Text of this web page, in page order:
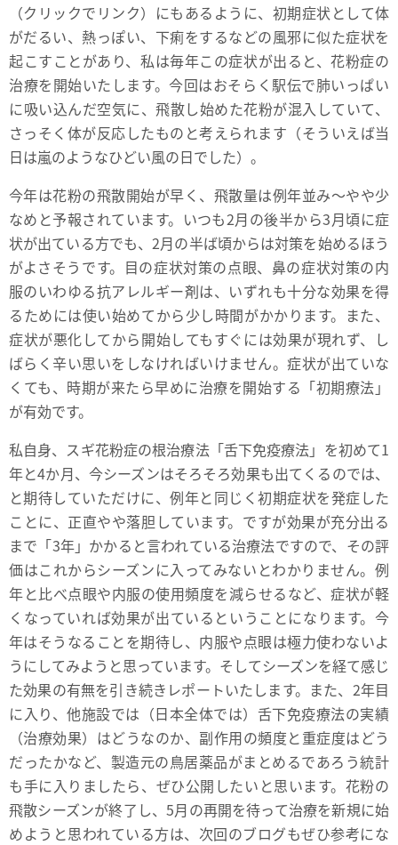
（クリックでリンク） にもあるように、初期症状として体
がだるい、熱っぽい、下痢をするなどの風邪に似た症状を
起こすことがあり、私は毎年この症状が出ると、花粉症の
治療を開始いたします。今回はおそらく駅伝で肺いっぱい
に吸い込んだ空気に、飛散し始めた花粉が混入していて、
さっそく体が反応したものと考えられます（そういえば当
日は嵐のようなひどい風の日でした）。
今年は花粉の飛散開始が早く、飛散量は例年並み～やや少
なめと予報されています。いつも2月の後半から3月頃に症
状が出ている方でも、2月の半ば頃からは対策を始めるほう
がよさそうです。目の症状対策の点眼、鼻の症状対策の内
服のいわゆる抗アレルギー剤は、いずれも十分な効果を得
るためには使い始めてから少し時間がかかります。また、
症状が悪化してから開始してもすぐには効果が現れず、し
ばらく辛い思いをしなければいけません。症状が出ていな
くても、時期が来たら早めに治療を開始する「初期療法」
が有効です。
私自身、スギ花粉症の根治療法「舌下免疫療法」を初めて1
年と4か月、今シーズンはそろそろ効果も出てくるのでは、
と期待していただけに、例年と同じく初期症状を発症した
ことに、正直やや落胆しています。ですが効果が充分出る
まで「3年」かかると言われている治療法ですので、その評
価はこれからシーズンに入ってみないとわかりません。例
年と比べ点眼や内服の使用頻度を減らせるなど、症状が軽
くなっていれば効果が出ているということになります。今
年はそうなることを期待し、内服や点眼は極力使わないよ
うにしてみようと思っています。そしてシーズンを経て感じ
た効果の有無を引き続きレポートいたします。また、2年目
に入り、他施設では（日本全体では）舌下免疫療法の実績
（治療効果）はどうなのか、副作用の頻度と重症度はどう
だったかなど、製造元の鳥居薬品がまとめるであろう統計
も手に入りましたら、ぜひ公開したいと思います。花粉の
飛散シーズンが終了し、5月の再開を待って治療を新規に始
めようと思われている方は、次回のブログもぜひ参考にな